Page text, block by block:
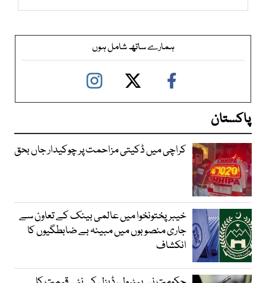
ہمارے ساتھ شامل ہوں
پاکستان
کراچی میں ڈکیتی مزاحمت پر چوکیدار جاں بحق
خیبرپختونخوا میں عالمی بینک کے تعاون سے
جاری منصوبوں میں مبینہ بے ضابطگیوں کا
انکشاف